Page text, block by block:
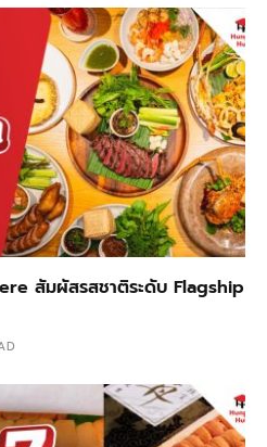
สัมผัสรสชาติระดับ Flagship